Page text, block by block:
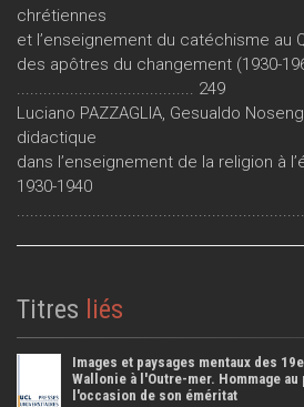
chrétiennes
et l’enseignement du catéchisme au
des apôtres du changement (1930-
........................................ 249
Luciano PAZZAGLIA, Gesualdo
didactique
dans l’enseignement de la religion à
1930-1940
Titres liés
Images et paysages mentaux des
Wallonie à l'Outre-mer. Hommage
l'occasion de son éméritat